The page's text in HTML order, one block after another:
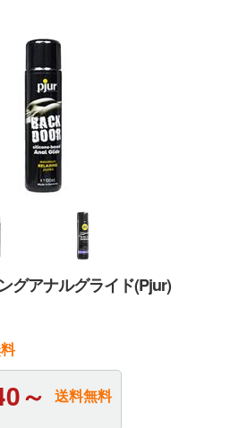
グアナルグライド(Pjur)
～ 送料無料